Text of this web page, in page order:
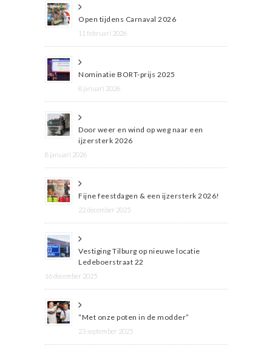
Open tijdens Carnaval 2026
11 februari 2026
Nominatie BORT-prijs 2025
8 januari 2026
Door weer en wind op weg naar een
ijzersterk 2026
8 januari 2026
Fijne feestdagen & een ijzersterk 2026!
22 december 2025
Vestiging Tilburg op nieuwe locatie
Ledeboerstraat 22
16 december 2025
“Met onze poten in de modder”
23 september 2025